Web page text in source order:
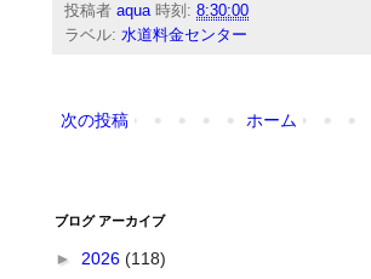
投稿者aqua 時刻:8:30:00
ラベル:水道料金センター
次の投稿 ホーム
ブログ アーカイブ
► 2026(118)